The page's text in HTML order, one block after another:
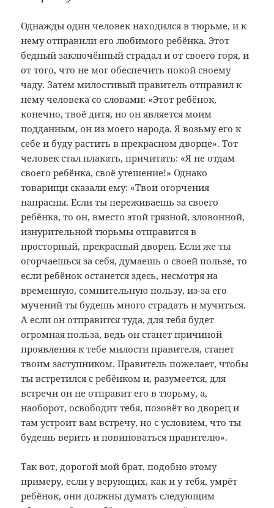
Однажды один человек находился в тюрьме, и к
нему отправили его любимого ребёнка. Этот
бедный заключённый страдал и от своего горя, и
от того, что не мог обеспечить покой своему
чаду. Затем милостивый правитель отправил к
нему человека со словами: «Этот ребёнок,
конечно, твоё дитя, но он является моим
подданным, он из моего народа. Я возьму его к
себе и буду растить в прекрасном дворце». Тот
человек стал плакать, причитать: «Я не отдам
своего ребёнка, своё утешение!» Однако
товарищи сказали ему: «Твои огорчения
напрасны. Если ты переживаешь за своего
ребёнка, то он, вместо этой грязной, зловонной,
изнурительной тюрьмы отправится в
просторный, прекрасный дворец. Если же ты
огорчаешься за себя, думаешь о своей пользе, то
если ребёнок останется здесь, несмотря на
временную, сомнительную пользу, из-за его
мучений ты будешь много страдать и мучиться.
А если он отправится туда, для тебя будет
огромная польза, ведь он станет причиной
проявления к тебе милости правителя, станет
твоим заступником. Правитель пожелает, чтобы
ты встретился с ребёнком и, разумеется, для
встречи он не отправит его в тюрьму, а,
наоборот, освободит тебя, позовёт во дворец и
там устроит вам встречу, но с условием, что ты
будешь верить и повиноваться правителю».
Так вот, дорогой мой брат, подобно этому
примеру, если у верующих, как и у тебя, умрёт
ребёнок, они должны думать следующим